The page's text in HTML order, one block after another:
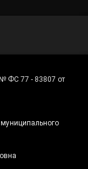
ФС 77 - 83807 от